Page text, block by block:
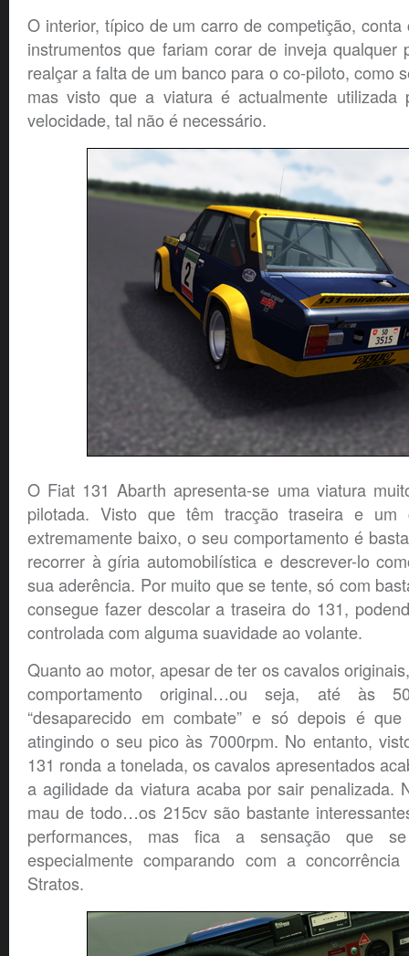
O interior, típico de um carro de competição,
instrumentos que fariam corar de inveja
realçar a falta de um banco para o co-piloto, como
mas visto que a viatura é actualmente utilizada
velocidade, tal não é necessário.
O Fiat 131 Abarth apresenta-se uma viatura
pilotada. Visto que têm tracção traseira e um
extremamente baixo, o seu comportamento é
recorrer à gíria automobilística e descrever-lo
sua aderência. Por muito que se tente, só com
consegue fazer descolar a traseira do 131,
controlada com alguma suavidade ao volante.
Quanto ao motor, apesar de ter os cavalos
comportamento original…ou seja, até às
“desaparecido em combate” e só depois é
atingindo o seu pico às 7000rpm. No entanto,
131 ronda a tonelada, os cavalos apresentados
a agilidade da viatura acaba por sair penalizada.
mau de todo…os 215cv são bastante
performances, mas fica a sensação que
especialmente comparando com a
Stratos.